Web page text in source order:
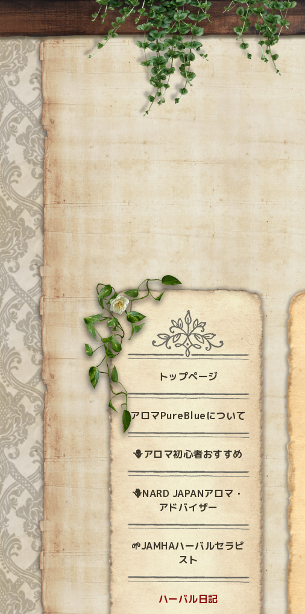
トップページ
アロマPureBlueについて
🪻アロマ初心者おすすめ
🪻NARD JAPANアロマ・
アドバイザー
🌱JAMHAハーバルセラピ
スト
ハーバル日記